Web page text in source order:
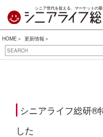
シニア世代を捉える、マーケットの最
HOME
更新情報
シニアライフ総研®
した